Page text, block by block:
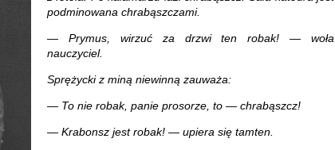
podminowana chrabąszczami.
— Prymus, wirzuć za drzwi ten robak! — woła
nauczyciel.
Sprężycki z miną niewinną zauważa:
— To nie robak, panie prosorze, to — chrabąszcz!
— Krabonsz jest robak! — upiera się tamten.